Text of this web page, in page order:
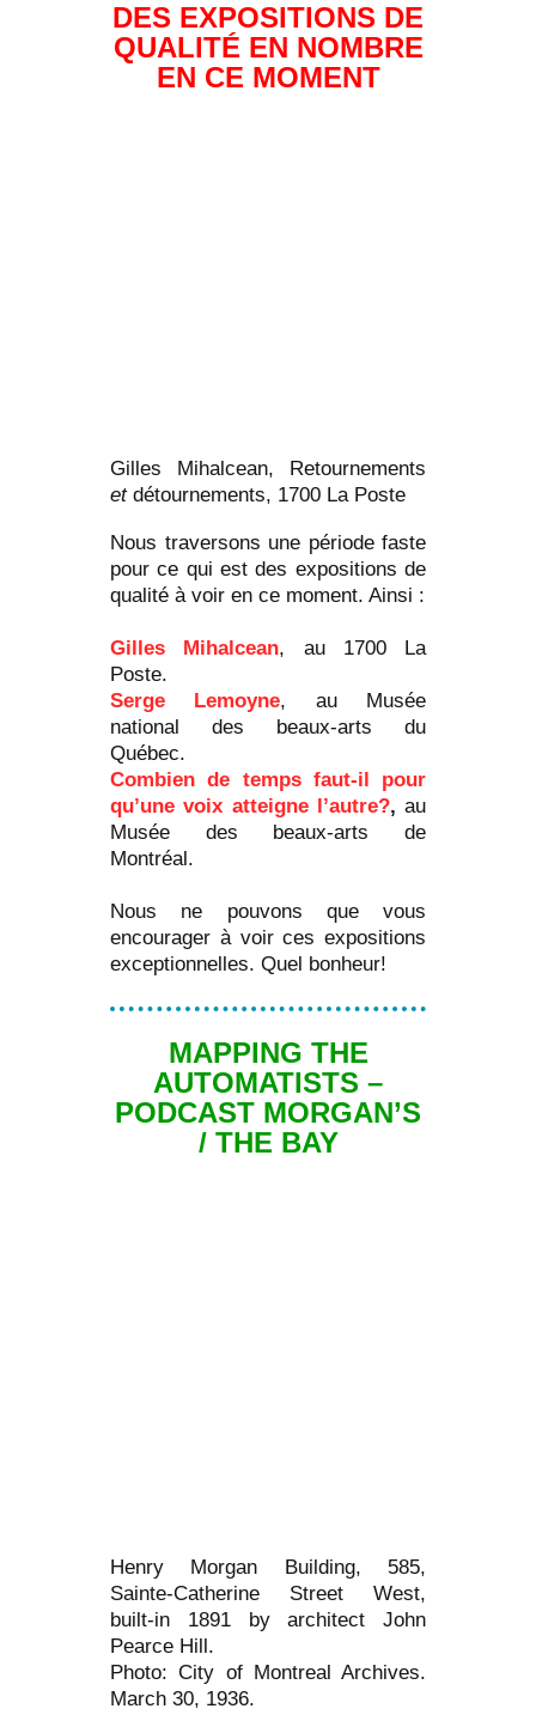
DES EXPOSITIONS DE
QUALITÉ EN NOMBRE
EN CE MOMENT
Gilles Mihalcean, Retournements
et détournements, 1700 La Poste
Nous traversons une période faste
pour ce qui est des expositions de
qualité à voir en ce moment. Ainsi :
Gilles Mihalcean, au 1700 La
Poste.
Serge Lemoyne, au Musée
national des beaux-arts du
Québec.
Combien de temps faut-il pour
qu’une voix atteigne l’autre?, au
Musée des beaux-arts de
Montréal.
Nous ne pouvons que vous
encourager à voir ces expositions
exceptionnelles. Quel bonheur!
MAPPING THE
AUTOMATISTS –
PODCAST MORGAN’S
/ THE BAY
Henry Morgan Building, 585,
Sainte-Catherine Street West,
built-in 1891 by architect John
Pearce Hill.
Photo: City of Montreal Archives.
March 30, 1936.